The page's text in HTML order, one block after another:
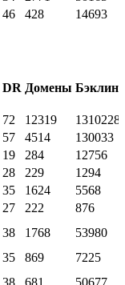
46 428 14693
DR Домены
72 12319
1310228
57 4514
130033
19 284
12756
28 229
1294
35 1624
5568
27 222
876
38 1768
53980
35 869
7225
38 681
50677